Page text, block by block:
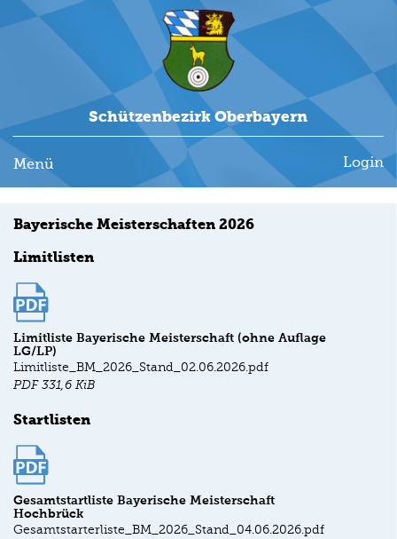
Schützenbezirk Oberbayern
Menü Login
Bayerische Meisterschaften 2026
Limitlisten
Limitliste Bayerische Meisterschaft (ohne Auflage
LG/LP)
Limitliste_BM_2026_Stand_02.06.2026.pdf
PDF 331,6 KiB
Startlisten
Gesamtstartliste Bayerische Meisterschaft
Hochbrück
Gesamtstarterliste_BM_2026_Stand_04.06.2026.pdf